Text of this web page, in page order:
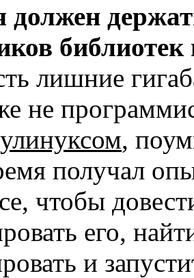
должен
лишние
не
,
получал
чтобы
его,
и